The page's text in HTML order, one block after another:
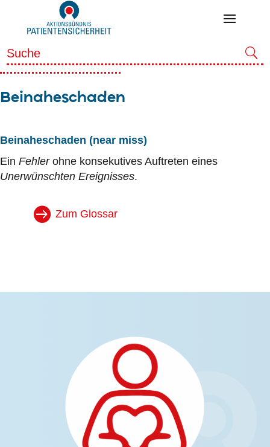
Beinaheschaden
Beinaheschaden (near miss)
Ein Fehler ohne konsekutives Auftreten eines
Unerwünschten Ereignisses.
Zum Glossar